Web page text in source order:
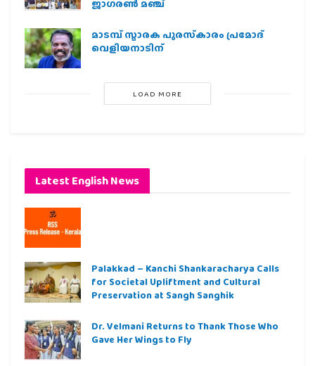
ജാഗരണ്‍ മഞ്ച്
മാടമ്പ് സ്മാരക പുരസ്‌കാരം പ്രമോദ്
വെളിയനാടിന്
LOAD MORE
Latest English News
Palakkad – Kanchi Shankaracharya Calls
for Societal Upliftment and Cultural
Preservation at Sangh Sanghik
Dr. Velmani Returns to Thank Those Who
Gave Her Wings to Fly